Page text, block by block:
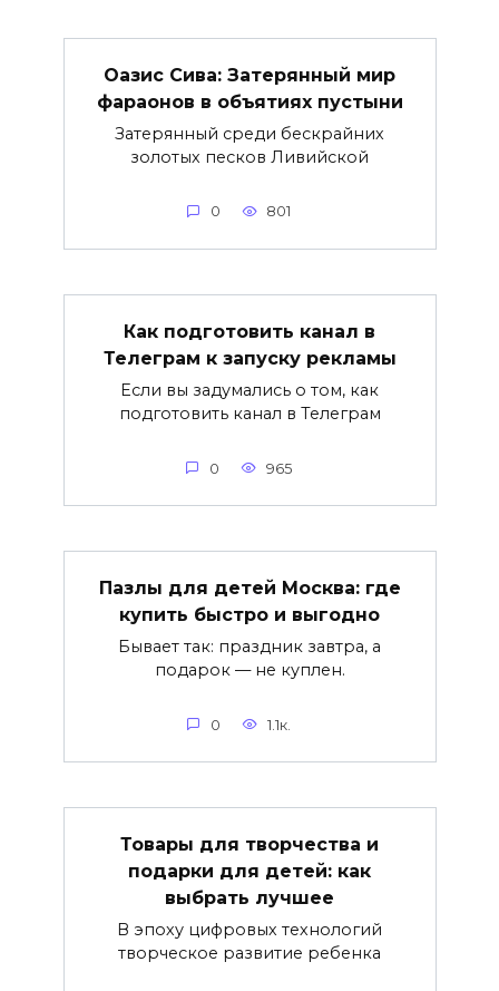
Оазис Сива: Затерянный мир
фараонов в объятиях пустыни
Затерянный среди бескрайних
золотых песков Ливийской
0 801
Как подготовить канал в
Телеграм к запуску рекламы
Если вы задумались о том, как
подготовить канал в Телеграм
0 965
Пазлы для детей Москва: где
купить быстро и выгодно
Бывает так: праздник завтра, а
подарок — не куплен.
0 1.1к.
Товары для творчества и
подарки для детей: как
выбрать лучшее
В эпоху цифровых технологий
творческое развитие ребенка